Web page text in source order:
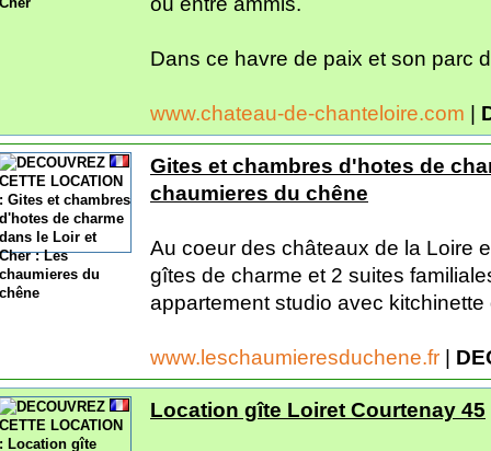
Dans ce havre de paix et son parc
www.chateau-de-chanteloire.com |
Gites et chambres d'hotes de
chaumieres du chêne
Au coeur des châteaux de la Loire
gîtes de charme et 2 suites
appartement studio avec
www.leschaumieresduchene.fr |
Location gîte Loiret Courtenay 45